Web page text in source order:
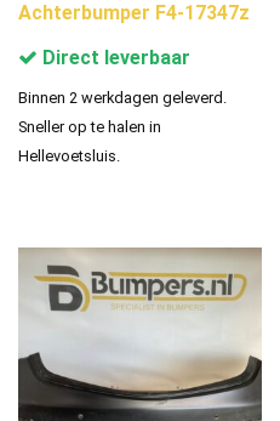
Achterbumper F4-17347z
Direct leverbaar
Binnen 2 werkdagen geleverd.
Sneller op te halen in
Hellevoetsluis.